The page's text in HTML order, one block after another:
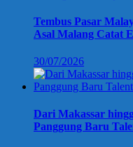
Tembus Pasar
Asal Malang Catat
30/07/2026
Dari Makassar
Panggung Baru